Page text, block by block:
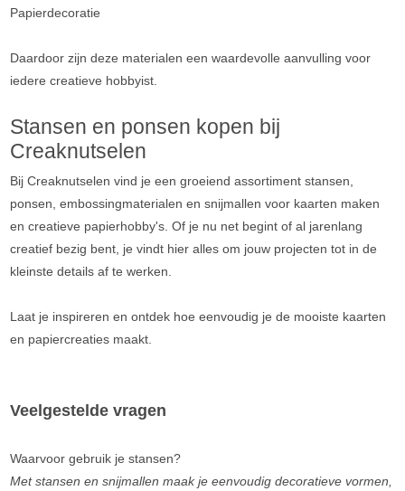
Papierdecoratie
Daardoor zijn deze materialen een waardevolle aanvulling voor
iedere creatieve hobbyist.
Stansen en ponsen kopen bij
Creaknutselen
Bij Creaknutselen vind je een groeiend assortiment stansen,
ponsen, embossingmaterialen en snijmallen voor kaarten maken
en creatieve papierhobby's. Of je nu net begint of al jarenlang
creatief bezig bent, je vindt hier alles om jouw projecten tot in de
kleinste details af te werken.
Laat je inspireren en ontdek hoe eenvoudig je de mooiste kaarten
en papiercreaties maakt.
Veelgestelde vragen
Waarvoor gebruik je stansen?
Met stansen en snijmallen maak je eenvoudig decoratieve vormen,